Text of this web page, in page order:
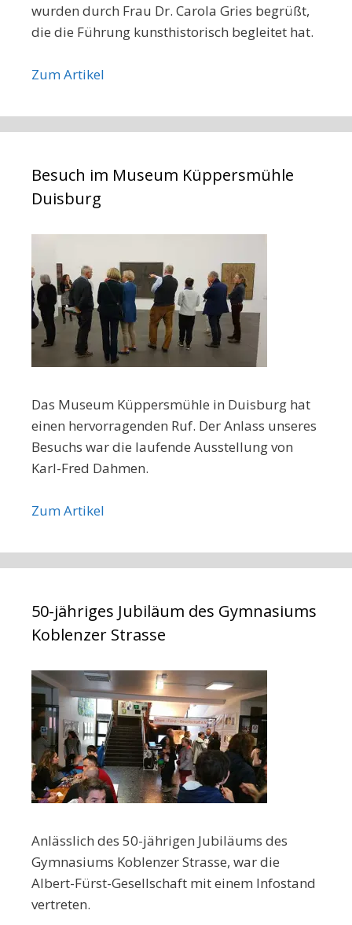
wurden durch Frau Dr. Carola Gries begrüßt,
die die Führung kunsthistorisch begleitet hat.
Zum Artikel
Besuch im Museum Küppersmühle
Duisburg
Das Museum Küppersmühle in Duisburg hat
einen hervorragenden Ruf. Der Anlass unseres
Besuchs war die laufende Ausstellung von
Karl-Fred Dahmen.
Zum Artikel
50-jähriges Jubiläum des Gymnasiums
Koblenzer Strasse
Anlässlich des 50-jährigen Jubiläums des
Gymnasiums Koblenzer Strasse, war die
Albert-Fürst-Gesellschaft mit einem Infostand
vertreten.